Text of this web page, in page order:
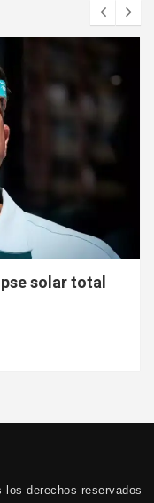
solar total
los derechos reservados